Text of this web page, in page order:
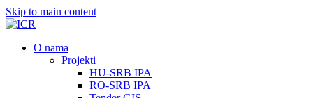
Skip to main content
О nama
Projekti
HU-SRB IPA
RO-SRB IPA